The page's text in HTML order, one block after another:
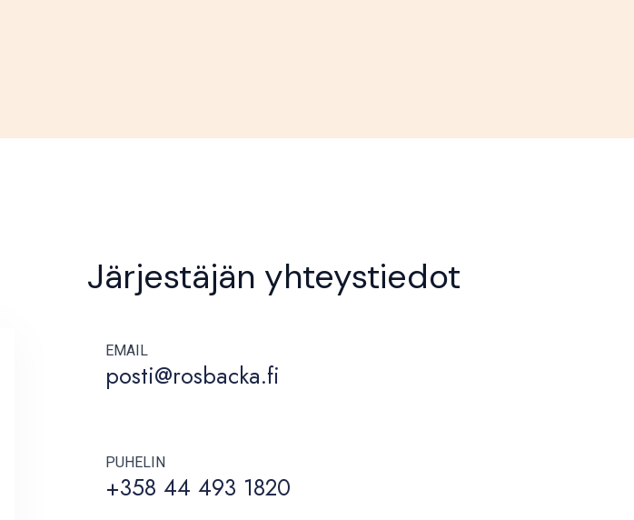
Järjestäjän yhteystiedot
EMAIL
posti@rosbacka.fi
PUHELIN
+358 44 493 1820